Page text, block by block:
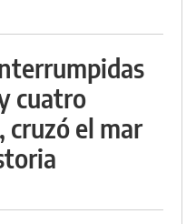
cuatro
el mar